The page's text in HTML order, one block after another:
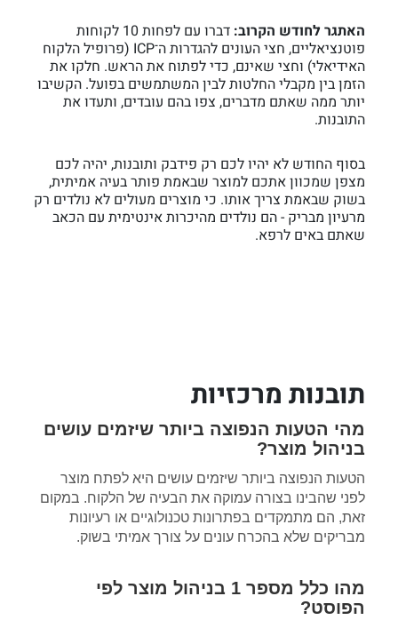
האתגר לחודש הקרוב:
דברו עם לפחות 10 לקוחות
פוטנציאליים, חצי העונים להגדרות ה־ICP (פרופיל הלקוח
האידיאלי) וחצי שאינם, כדי לפתוח את הראש. חלקו את
הזמן בין מקבלי החלטות לבין המשתמשים בפועל. הקשיבו
יותר ממה שאתם מדברים, צפו בהם עובדים, ותעדו את
התובנות.
בסוף החודש לא יהיו לכם רק פידבק ותובנות, יהיה לכם
מצפן שמכוון אתכם למוצר שבאמת פותר בעיה אמיתית,
בשוק שבאמת צריך אותו. כי מוצרים מעולים לא נולדים רק
מרעיון מבריק - הם נולדים מהיכרות אינטימית עם הכאב
שאתם באים לרפא.
תובנות מרכזיות
מהי הטעות הנפוצה ביותר שיזמים עושים
בניהול מוצר?
הטעות הנפוצה ביותר שיזמים עושים היא לפתח מוצר
לפני שהבינו בצורה עמוקה את הבעיה של הלקוח. במקום
זאת, הם מתמקדים בפתרונות טכנולוגיים או רעיונות
מבריקים שלא בהכרח עונים על צורך אמיתי בשוק.
מהו כלל מספר 1 בניהול מוצר לפי
הפוסט?